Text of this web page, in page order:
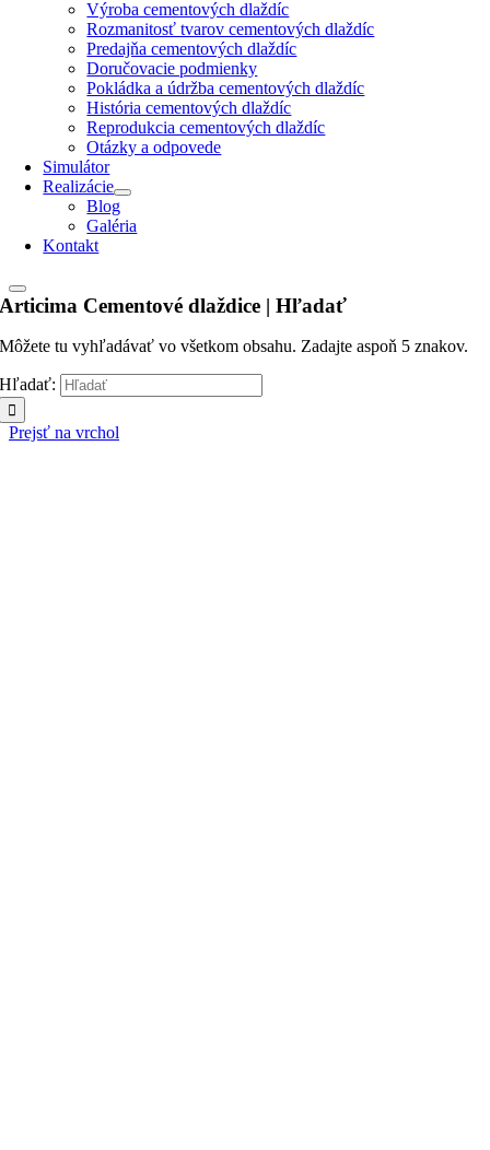
Výroba cementových dlaždíc
Rozmanitosť tvarov cementových dlaždíc
Predajňa cementových dlaždíc
Doručovacie podmienky
Pokládka a údržba cementových dlaždíc
História cementových dlaždíc
Reprodukcia cementových dlaždíc
Otázky a odpovede
Simulátor
Realizácie
Blog
Galéria
Kontakt
Articima Cementové dlaždice | Hľadať
Môžete tu vyhľadávať vo všetkom obsahu. Zadajte aspoň 5 znakov.
Hľadať:
Prejsť na vrchol